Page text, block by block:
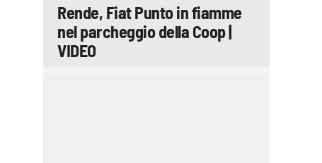
Rende, Fiat Punto in fiamme
nel parcheggio della Coop |
VIDEO